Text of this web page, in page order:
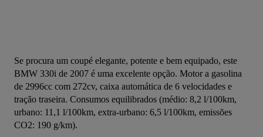
Se procura um coupé elegante, potente e bem equipado, este
BMW 330i de 2007 é uma excelente opção. Motor a gasolina
de 2996cc com 272cv, caixa automática de 6 velocidades e
tração traseira. Consumos equilibrados (médio: 8,2 l/100km,
urbano: 11,1 l/100km, extra-urbano: 6,5 l/100km, emissões
CO2: 190 g/km).